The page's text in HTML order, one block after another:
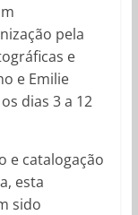
pela
e
e Emilie
dias 3 a 12
e catalogação
esta
sido